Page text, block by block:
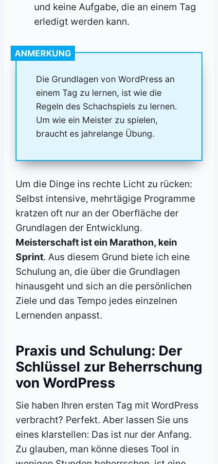
und keine Aufgabe, die an einem Tag
erledigt werden kann.
ANMERKUNG
Die Grundlagen von WordPress an
einem Tag zu lernen, ist wie die
Regeln des Schachspiels zu lernen.
Um wie ein Meister zu spielen,
braucht es jahrelange Übung.
Um die Dinge ins rechte Licht zu rücken:
Selbst intensive, mehrtägige Programme
kratzen oft nur an der Oberfläche der
Grundlagen der Entwicklung.
Meisterschaft ist ein Marathon, kein
Sprint. Aus diesem Grund biete ich eine
Schulung an, die über die Grundlagen
hinausgeht und sich an die persönlichen
Ziele und das Tempo jedes einzelnen
Lernenden anpasst.
Praxis und Schulung: Der
Schlüssel zur Beherrschung
von WordPress
Sie haben Ihren ersten Tag mit WordPress
verbracht? Perfekt. Aber lassen Sie uns
eines klarstellen: Das ist nur der Anfang.
Zu glauben, man könne dieses Tool in